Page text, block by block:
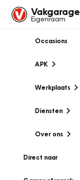
Vakgarage
Eigenraam
Occasions
APK
Werkplaats
Diensten
Over ons
Direct naar